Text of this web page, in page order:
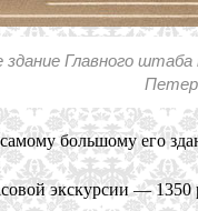
здание Главного
большому его
экскурсии — 1350